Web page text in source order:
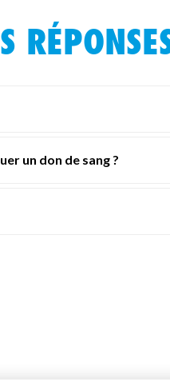
un don de sang ?